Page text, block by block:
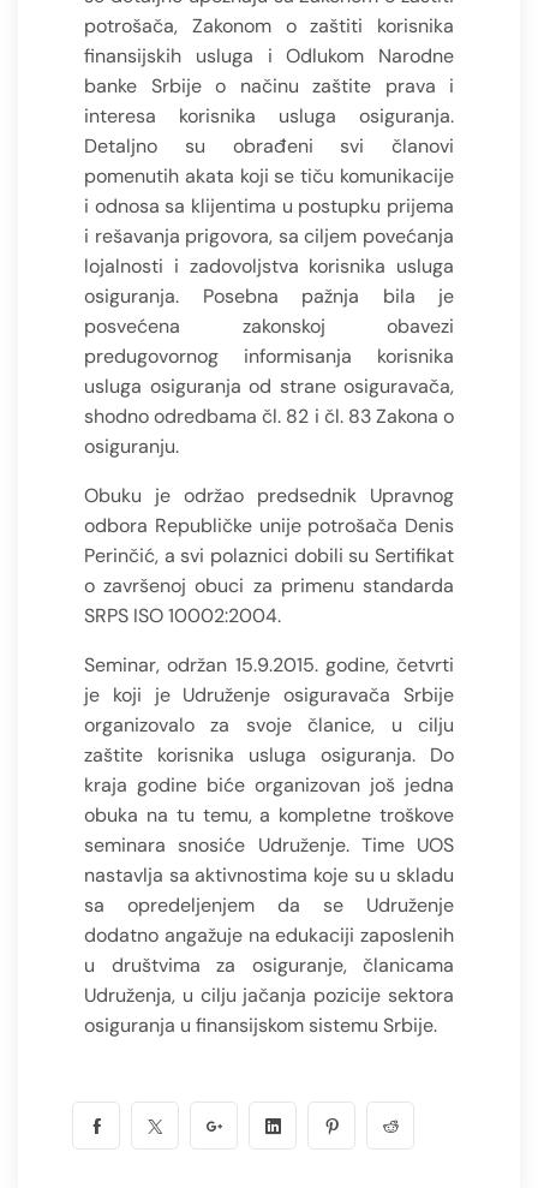
potrošača, Zakonom o zaštiti korisnika
finansijskih usluga i Odlukom Narodne
banke Srbije o načinu zaštite prava i
interesa korisnika usluga osiguranja.
Detaljno su obrađeni svi članovi
pomenutih akata koji se tiču komunikacije
i odnosa sa klijentima u postupku prijema
i rešavanja prigovora, sa ciljem povećanja
lojalnosti i zadovoljstva korisnika usluga
osiguranja. Posebna pažnja bila je
posvećena zakonskoj obavezi
predugovornog informisanja korisnika
usluga osiguranja od strane osiguravača,
shodno odredbama čl. 82 i čl. 83 Zakona o
osiguranju.
Obuku je održao predsednik Upravnog
odbora Republičke unije potrošača Denis
Perinčić, a svi polaznici dobili su Sertifikat
o završenoj obuci za primenu standarda
SRPS ISO 10002:2004.
Seminar, održan 15.9.2015. godine, četvrti
je koji je Udruženje osiguravača Srbije
organizovalo za svoje članice, u cilju
zaštite korisnika usluga osiguranja. Do
kraja godine biće organizovan još jedna
obuka na tu temu, a kompletne troškove
seminara snosiće Udruženje. Time UOS
nastavlja sa aktivnostima koje su u skladu
sa opredeljenjem da se Udruženje
dodatno angažuje na edukaciji zaposlenih
u društvima za osiguranje, članicama
Udruženja, u cilju jačanja pozicije sektora
osiguranja u finansijskom sistemu Srbije.